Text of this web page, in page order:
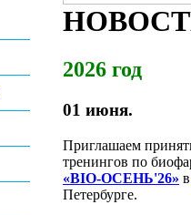
2026 год
01 июня.
Приглашаем
тренингов по
«BIO-ОСЕНЬ'26»
Петербурге.